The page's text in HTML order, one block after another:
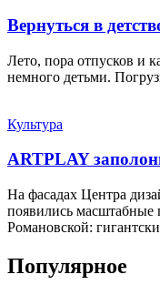
Вернуться в
Лето, пора отпусков и
немного детьми.
Культура
ARTPLAY
На фасадах Центра
появились
Романовской:
Популярное